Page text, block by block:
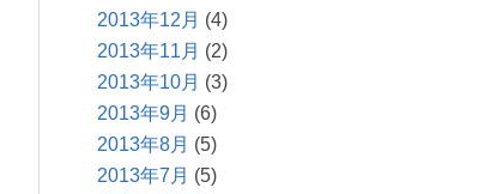
2013年12月 (4)
2013年11月 (2)
2013年10月 (3)
2013年9月 (6)
2013年8月 (5)
2013年7月 (5)